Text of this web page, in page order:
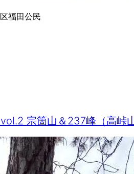
福田公民
宗箇山＆237峰（高峠